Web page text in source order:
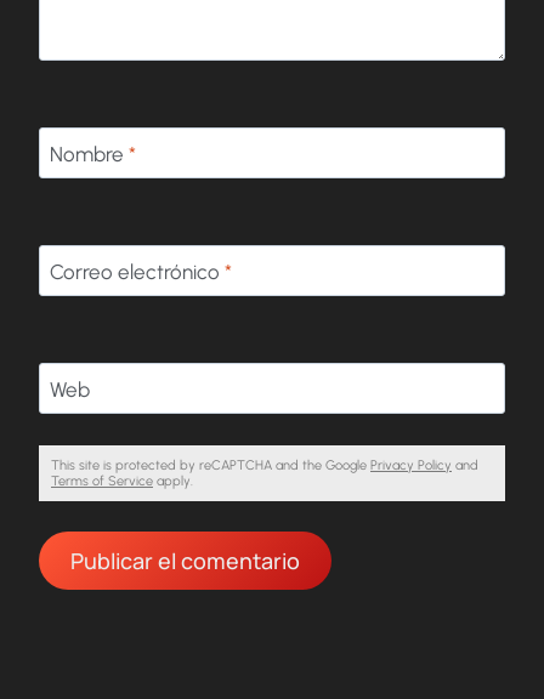
Nombre *
Correo electrónico *
Web
This site is protected by reCAPTCHA and the Google Privacy Policy and
Terms of Service apply.